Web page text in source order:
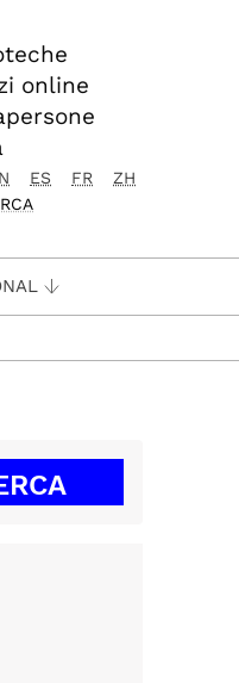
online
ES FR
ZH